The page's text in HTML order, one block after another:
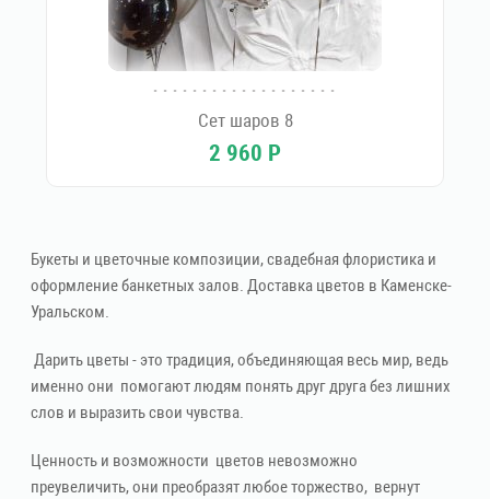
Сет шаров 8
2 960 Р
Букеты и цветочные композиции, свадебная флористика и
оформление банкетных залов. Доставка цветов в Каменске-
Уральском.
Дарить цветы - это традиция, объединяющая весь мир, ведь
именно они помогают людям понять друг друга без лишних
слов и выразить свои чувства.
Ценность и возможности цветов невозможно
преувеличить, они преобразят любое торжество, вернут